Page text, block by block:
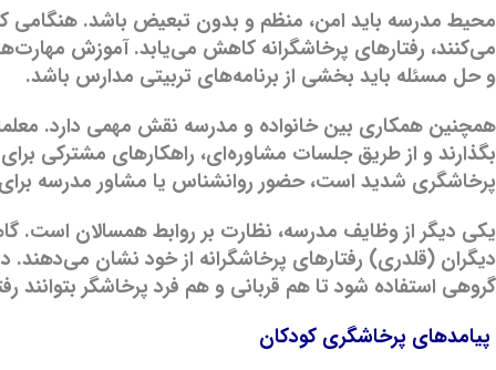
محیط مدرسه باید امن، منظم و بدون تبعیض باشد. هنگامی
می‌کنند، رفتارهای پرخاشگرانه کاهش می‌یابد. آموزش
و حل مسئله باید بخشی از برنامه‌های تربیتی مدارس باشد.
همچنین همکاری بین خانواده و مدرسه نقش مهمی دارد.
بگذارند و از طریق جلسات مشاوره‌ای، راهکارهای مشترکی
پرخاشگری شدید است، حضور روانشناس یا مشاور مدرسه
یکی دیگر از وظایف مدرسه، نظارت بر روابط همسالان است.
دیگران (قلدری) رفتارهای پرخاشگرانه از خود نشان می‌دهند.
گروهی استفاده شود تا هم قربانی و هم فرد پرخاشگر بتوانند
پیامدهای پرخاشگری کودکان